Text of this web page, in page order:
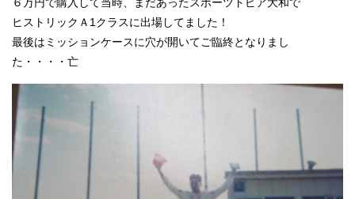
ヒストリックＡ1クラスに出場してました！
最後はミッションケースに穴が開いてご臨終となりまし
た・・・・亡